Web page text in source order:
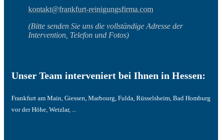
kontakt@frankfurt-reinigungsfirma.com
(Bitte senden Sie uns die vollständige Adresse der
Intervention, Telefon und Fotos)
Unser Team interveniert bei Ihnen in Hessen:
Frankfurt am Main, Giessen, Marbourg, Fulda, Rüsselsheim, Bad Homburg
vor der Höhe, Wetzlar, ...